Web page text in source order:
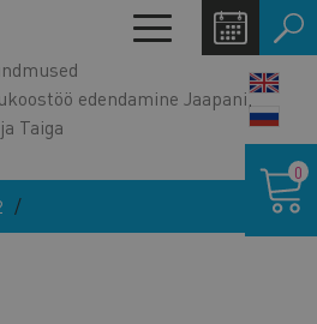
Toggle
navigation
edendamine Jaapani,
Taiga
0